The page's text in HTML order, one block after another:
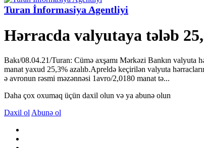
Turan İnformasiya Agentliyi
Hərracda valyutaya tələb
Bakı/08.04.21/Turan: Cümə axşamı Mərkəzi Bankın
manat yaxud 25,3% azalıb.Apreldə keçirilən valyuta
ə avronun rəsmi məzənnəsi 1avro/2,0180 manat tə...
Daha çox oxumaq üçün daxil olun və ya abunə olun
Daxil ol Abunə ol